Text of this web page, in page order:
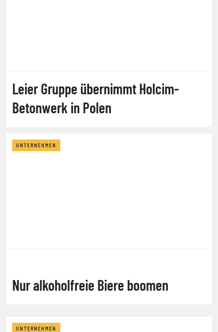
Leier Gruppe übernimmt Holcim-
Betonwerk in Polen
UNTERNEHMEN
Nur alkoholfreie Biere boomen
UNTERNEHMEN